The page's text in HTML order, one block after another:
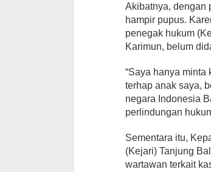
Akibatnya, dengan
hampir pupus.
penegak hukum
Karimun, belum
“Saya hanya minta
terhap anak saya,
negara Indonesia
perlindungan
Sementara itu,
(Kejari) Tanjung
wartawan terkait